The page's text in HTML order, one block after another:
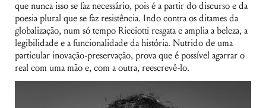
que nunca isso se faz necessário, pois é a partir do discurso e da
poesia plural que se faz resistência. Indo contra os ditames da
globalização, num só tempo Ricciotti resgata e amplia a beleza, a
legibilidade e a funcionalidade da história. Nutrido de uma
particular inovação-preservação, prova que é possível agarrar o
real com uma mão e, com a outra, reescrevê-lo.